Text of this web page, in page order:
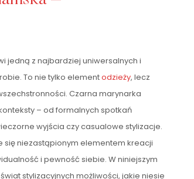
jedną z najbardziej uniwersalnych i
To nie tylko elementodzieży, lecz
Czarna marynarka
– od formalnych spotkań
wyjścia czy casualowe stylizacje.
się niezastąpionym elementem kreacji
i pewność siebie. W niniejszym
stylizacyjnych możliwości, jakie niesie